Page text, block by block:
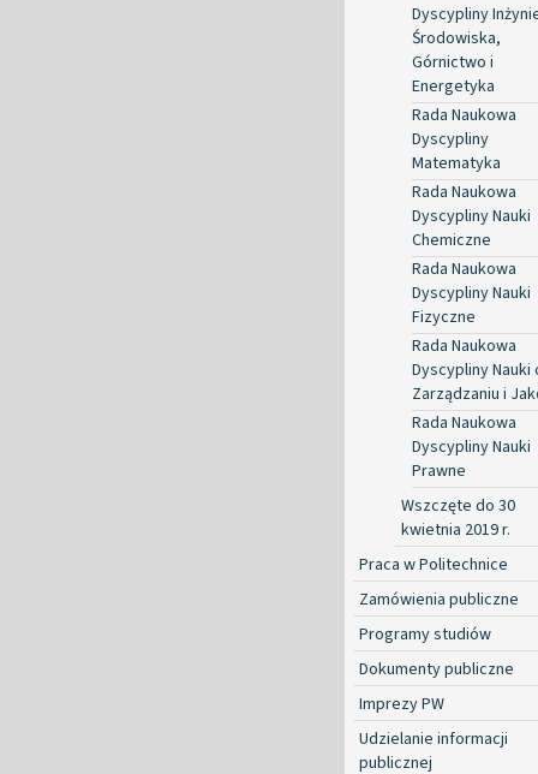
Dyscypliny
Środowiska,
Górnictwo i
Energetyka
Rada Naukowa
Dyscypliny
Matematyka
Rada Naukowa
Dyscypliny Nauki
Chemiczne
Rada Naukowa
Dyscypliny Nauki
Fizyczne
Rada Naukowa
Dyscypliny Nauki
Zarządzaniu i
Rada Naukowa
Dyscypliny Nauki
Prawne
Wszczęte do 30
kwietnia 2019 r.
Praca w Politechnice
Zamówienia publiczne
Programy studiów
Dokumenty publiczne
Imprezy PW
Udzielanie informacji
publicznej